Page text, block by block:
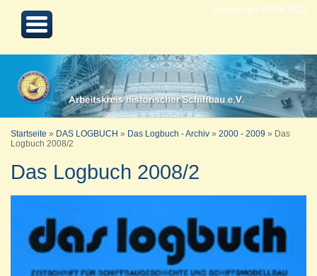
Aktualisiert 24.08.2022
Startseite » DAS LOGBUCH » Das Logbuch - Archiv » 2000 - 2009 »
Das
Logbuch 2008/2
Das Logbuch 2008/2